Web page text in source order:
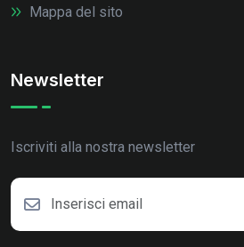
Mappa del sito
Newsletter
Iscriviti alla nostra newsletter